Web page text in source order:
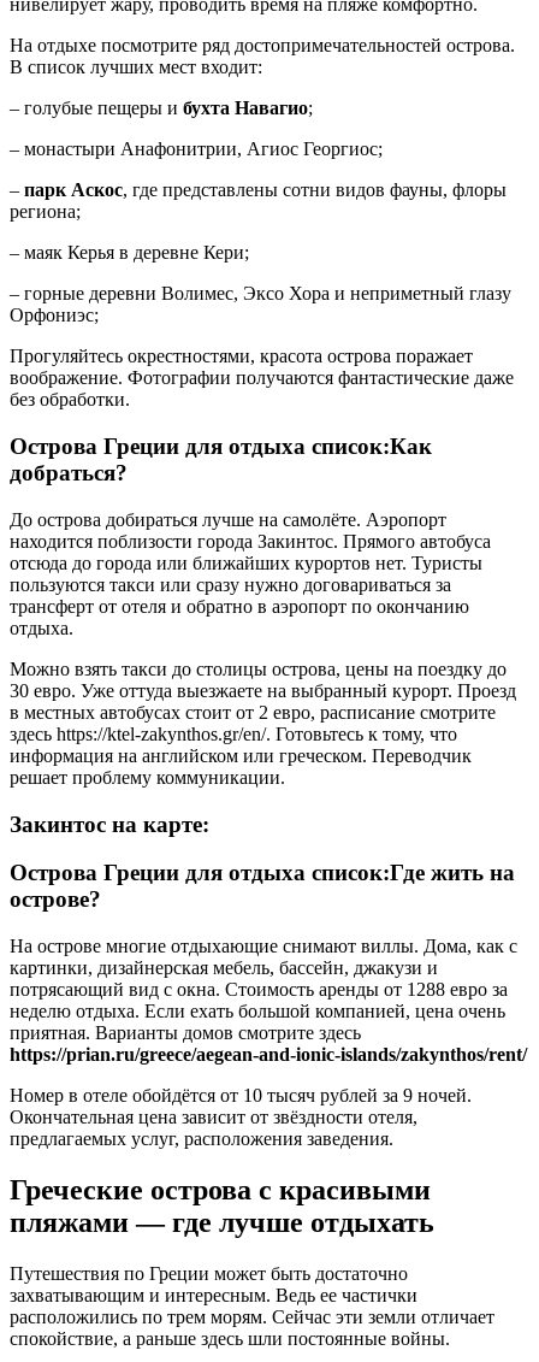
нивелирует жару, проводить время на пляже комфортно.
На отдыхе посмотрите ряд достопримечательностей острова.
В список лучших мест входит:
– голубые пещеры и бухта Навагио;
– монастыри Анафонитрии, Агиос Георгиос;
– парк Аскос, где представлены сотни видов фауны, флоры
региона;
– маяк Керья в деревне Кери;
– горные деревни Волимес, Эксо Хора и неприметный глазу
Орфониэс;
Прогуляйтесь окрестностями, красота острова поражает
воображение. Фотографии получаются фантастические даже
без обработки.
Острова Греции для отдыха список:Как
добраться?
До острова добираться лучше на самолёте. Аэропорт
находится поблизости города Закинтос. Прямого автобуса
отсюда до города или ближайших курортов нет. Туристы
пользуются такси или сразу нужно договариваться за
трансферт от отеля и обратно в аэропорт по окончанию
отдыха.
Можно взять такси до столицы острова, цены на поездку до
30 евро. Уже оттуда выезжаете на выбранный курорт. Проезд
в местных автобусах стоит от 2 евро, расписание смотрите
здесь https://ktel-zakynthos.gr/en/. Готовьтесь к тому, что
информация на английском или греческом. Переводчик
решает проблему коммуникации.
Закинтос на карте:
Острова Греции для отдыха список:Где жить на
острове?
На острове многие отдыхающие снимают виллы. Дома, как с
картинки, дизайнерская мебель, бассейн, джакузи и
потрясающий вид с окна. Стоимость аренды от 1288 евро за
неделю отдыха. Если ехать большой компанией, цена очень
приятная. Варианты домов смотрите здесь
https://prian.ru/greece/aegean-and-ionic-islands/zakynthos/rent/
Номер в отеле обойдётся от 10 тысяч рублей за 9 ночей.
Окончательная цена зависит от звёздности отеля,
предлагаемых услуг, расположения заведения.
Греческие острова с красивыми
пляжами — где лучше отдыхать
Путешествия по Греции может быть достаточно
захватывающим и интересным. Ведь ее частички
расположились по трем морям. Сейчас эти земли отличает
спокойствие, а раньше здесь шли постоянные войны.